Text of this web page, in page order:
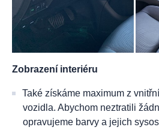
Zobrazení interiéru
Také získáme maximum z
vozidla. Abychom neztratili
opravujeme barvy a jejich